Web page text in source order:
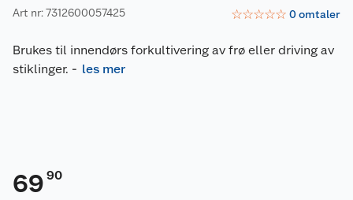
Art nr: 7312600057425 ☆☆☆☆☆ 0omtaler
Brukes til innendørs forkultivering av frø eller driving av
stiklinger. - les mer
69 90